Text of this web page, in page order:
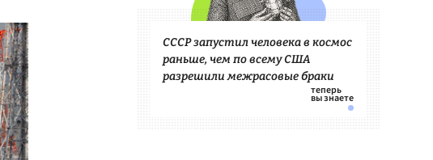
СССР запустил человека в космос
раньше, чем по всему США
разрешили межрасовые браки